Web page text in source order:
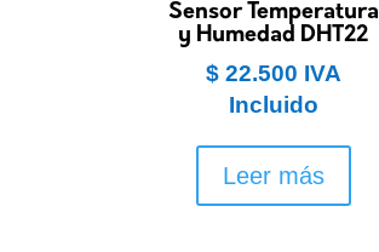
Sensor Temperatura
y Humedad DHT22
$22.500 IVA
Incluido
Leer más